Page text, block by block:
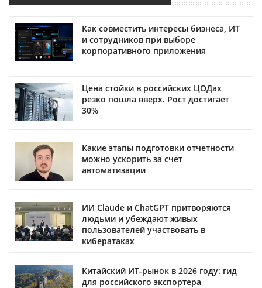
Как совместить интересы бизнеса, ИТ
и сотрудников при выборе
корпоративного приложения
Цена стойки в российских ЦОДах
резко пошла вверх. Рост достигает
30%
Какие этапы подготовки отчетности
можно ускорить за счет
автоматизации
ИИ Claude и ChatGPT притворяются
людьми и убеждают живых
пользователей участвовать в
кибератаках
Китайский ИТ-рынок в 2026 году: гид
для российского экспортера